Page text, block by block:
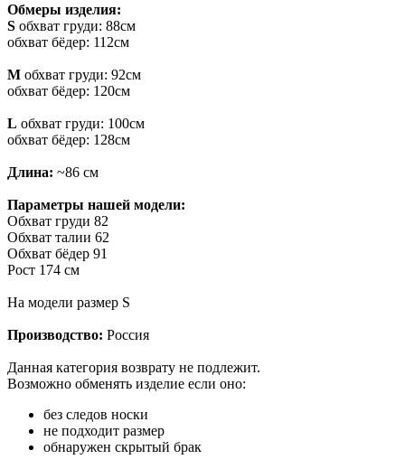
Обмеры изделия:
S обхват груди: 88см
обхват бёдер: 112см
М обхват груди: 92см
обхват бёдер: 120см
L обхват груди: 100см
обхват бёдер: 128см
Длина: ~86 см
Параметры нашей модели:
Обхват груди 82
Обхват талии 62
Обхват бёдер 91
Рост 174 см
На модели размер S
Производство: Россия
Данная категория возврату не подлежит.
Возможно обменять изделие если оно:
без следов носки
не подходит размер
обнаружен скрытый брак